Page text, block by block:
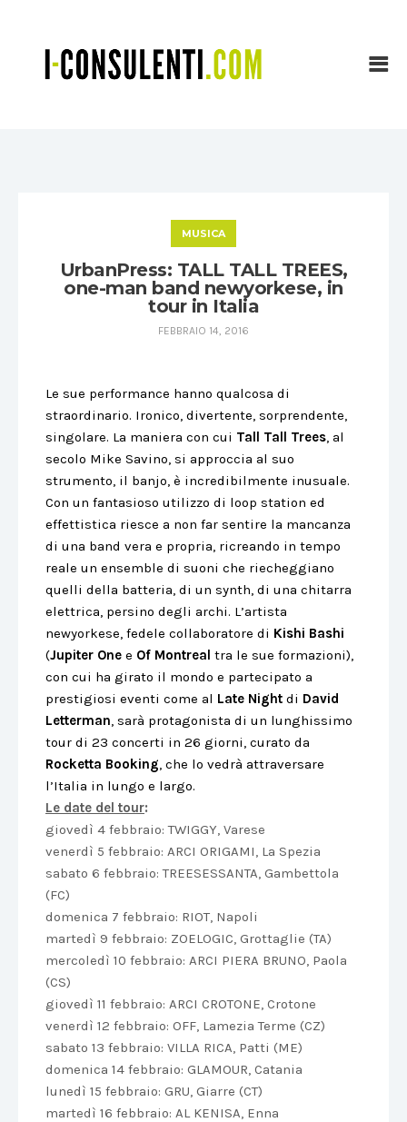
MUSICA
UrbanPress: TALL TALL TREES,
one-man band newyorkese, in
tour in Italia
FEBBRAIO 14, 2016
Le sue performance hanno qualcosa di
straordinario. Ironico, divertente, sorprendente,
singolare. La maniera con cui Tall Tall Trees, al
secolo Mike Savino, si approccia al suo
strumento, il banjo, è incredibilmente inusuale.
Con un fantasioso utilizzo di loop station ed
effettistica riesce a non far sentire la mancanza
di una band vera e propria, ricreando in tempo
reale un ensemble di suoni che riecheggiano
quelli della batteria, di un synth, di una chitarra
elettrica, persino degli archi. L’artista
newyorkese, fedele collaboratore di Kishi Bashi
(Jupiter One e Of Montreal tra le sue formazioni),
con cui ha girato il mondo e partecipato a
prestigiosi eventi come al Late Night di David
Letterman, sarà protagonista di un lunghissimo
tour di 23 concerti in 26 giorni, curato da
Rocketta Booking, che lo vedrà attraversare
l’Italia in lungo e largo.
Le date del tour:
giovedì 4 febbraio: TWIGGY, Varese
venerdì 5 febbraio: ARCI ORIGAMI, La Spezia
sabato 6 febbraio: TREESESSANTA, Gambettola
(FC)
domenica 7 febbraio: RIOT, Napoli
martedì 9 febbraio: ZOELOGIC, Grottaglie (TA)
mercoledì 10 febbraio: ARCI PIERA BRUNO, Paola
(CS)
giovedì 11 febbraio: ARCI CROTONE, Crotone
venerdì 12 febbraio: OFF, Lamezia Terme (CZ)
sabato 13 febbraio: VILLA RICA, Patti (ME)
domenica 14 febbraio: GLAMOUR, Catania
lunedì 15 febbraio: GRU, Giarre (CT)
martedì 16 febbraio: AL KENISA, Enna